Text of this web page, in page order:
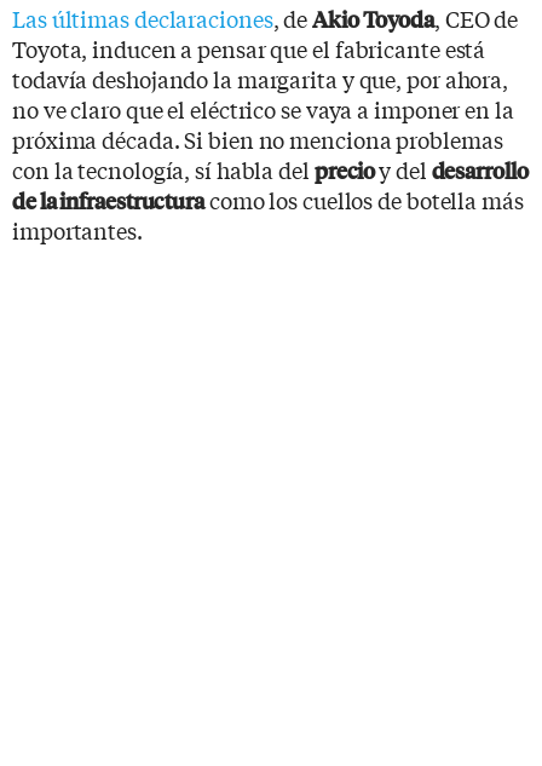
Las últimas declaraciones, deAkio Toyoda, CEO de
Toyota, inducen a pensar que el fabricante está
todavía deshojando la margarita y que, por ahora,
no ve claro que el eléctrico se vaya a imponer en la
próxima década. Si bien no menciona problemas
con la tecnología, sí habla del precioy del desarrollo
de la infraestructuracomo los cuellos de botella más
importantes.